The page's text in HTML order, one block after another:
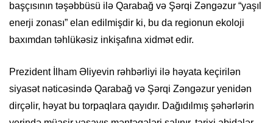
başçısının təşəbbüsü ilə Qarabağ və Şərqi Zəngəzur “yaşıl
enerji zonası” elan edilmişdir ki, bu da regionun ekoloji
baxımdan təhlükəsiz inkişafına xidmət edir.
Prezident İlham Əliyevin rəhbərliyi ilə həyata keçirilən
siyasət nəticəsində Qarabağ və Şərqi Zəngəzur yenidən
dirçəlir, həyat bu torpaqlara qayıdır. Dağıdılmış şəhərlərin